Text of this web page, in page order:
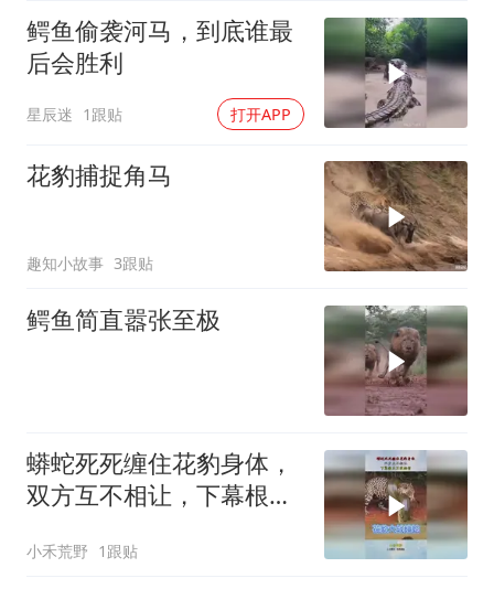
鳄鱼偷袭河马，到底谁最
后会胜利
星辰迷 1跟贴 打开APP
花豹捕捉角马
趣知小故事 3跟贴
鳄鱼简直嚣张至极
蟒蛇死死缠住花豹身体，
双方互不相让，下幕根本
小禾荒野 1跟贴